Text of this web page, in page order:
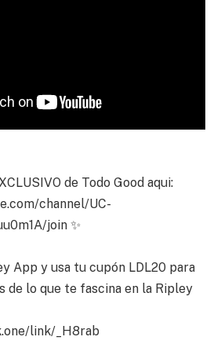
de Todo Good aqui:
channel/UC-
join ✨
App y usa tu cupón LDL20 para
de lo que te fascina en la Ripley
link/_H8rab